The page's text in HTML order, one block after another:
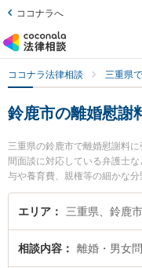
ココナラへ
ココナラ法律相談 三重県
鈴鹿市の離婚慰謝
三重県の鈴鹿市で離婚慰謝料
間面談に対応している弁護士
与や養育費、親権等の細かな
綜合法律事務所の川戸 雄介弁
が注目されています。『鈴鹿
市内の弁護士に相談予約した
エリア 三重県、鈴鹿市
相談内容 離婚・男女